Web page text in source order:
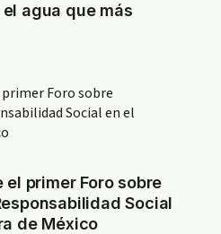
agua que más
el primer Foro sobre
Social
de México